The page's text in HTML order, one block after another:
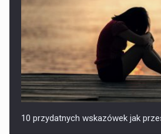
10 przydatnych wskazówek jak